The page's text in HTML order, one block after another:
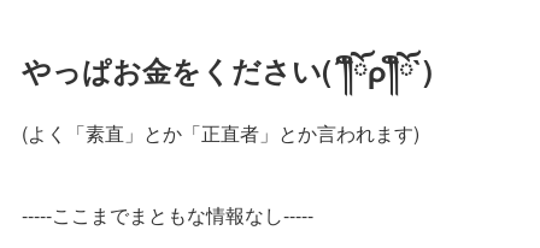
やっぱお金をください(´༎ຶོρ༎ຶོ`)
(よく「素直」とか「正直者」とか言われます)
-----ここまでまともな情報なし-----